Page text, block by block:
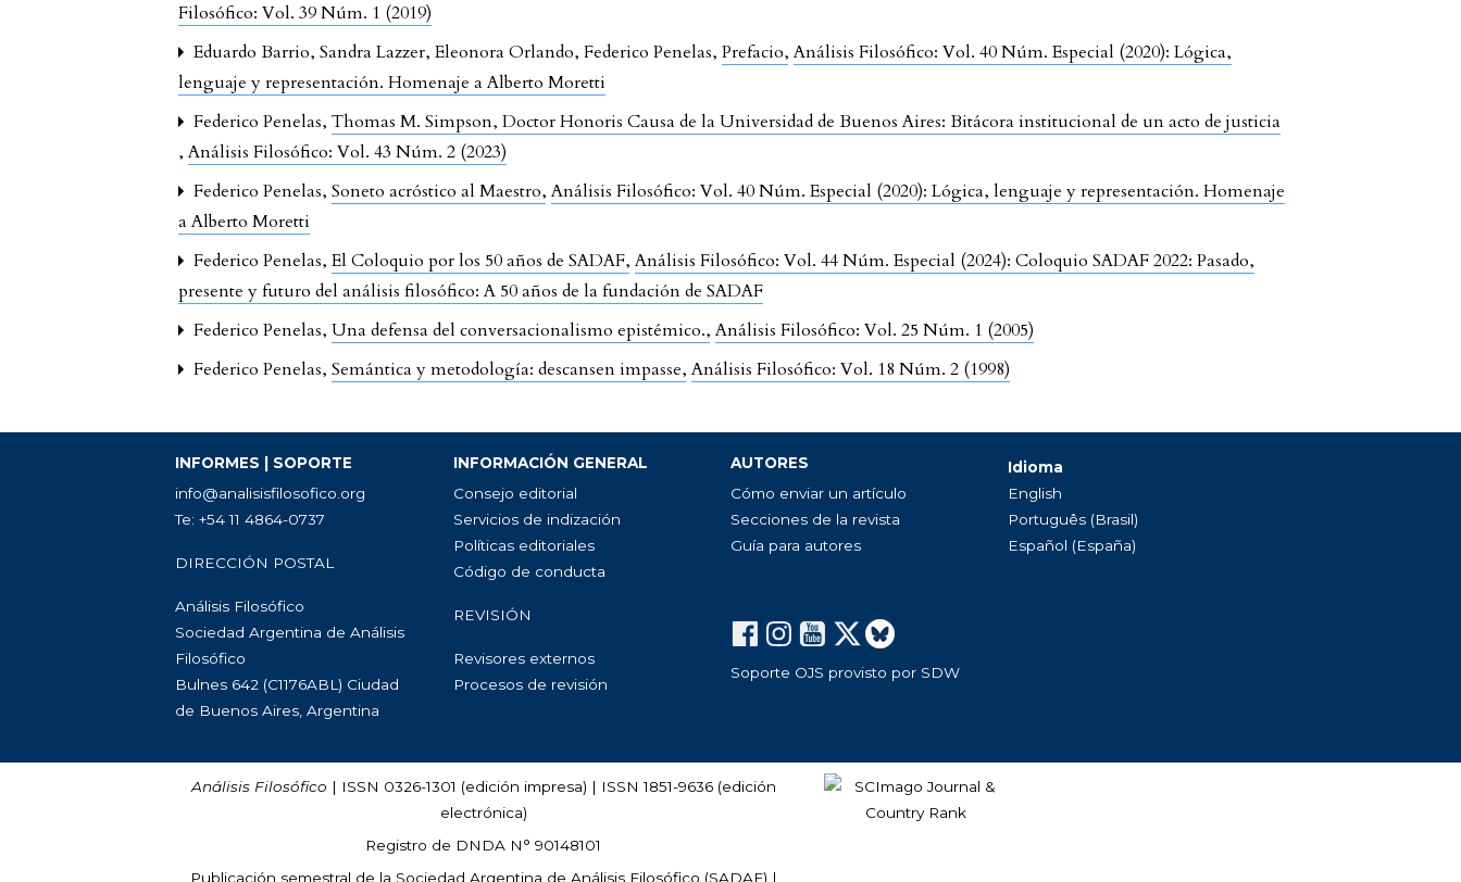
Filosófico: Vol. 39 Núm. 1 (2019)
Eduardo Barrio, Sandra Lazzer, Eleonora Orlando, Federico Penelas,Prefacio,Análisis Filosófico: Vol. 40 Núm. Especial (2020): Lógica,
lenguaje y representación. Homenaje a Alberto Moretti
Federico Penelas,Thomas M. Simpson, Doctor Honoris Causa de la Universidad de Buenos Aires: Bitácora institucional de un acto de justicia
,Análisis Filosófico: Vol. 43 Núm. 2 (2023)
Federico Penelas,Soneto acróstico al Maestro,Análisis Filosófico: Vol. 40 Núm. Especial (2020): Lógica, lenguaje y representación. Homenaje
a Alberto Moretti
Federico Penelas,El Coloquio por los 50 años de SADAF,Análisis Filosófico: Vol. 44 Núm. Especial (2024): Coloquio SADAF 2022: Pasado,
presente y futuro del análisis filosófico: A 50 años de la fundación de SADAF
Federico Penelas,Una defensa del conversacionalismo epistémico.,Análisis Filosófico: Vol. 25 Núm. 1 (2005)
Federico Penelas,Semántica y metodología: descansen impasse,Análisis Filosófico: Vol. 18 Núm. 2 (1998)
INFORMES | SOPORTE
info@analisisfilosofico.org
Te: +54 11 4864-0737
DIRECCIÓN POSTAL
Análisis Filosófico
Sociedad Argentina de Análisis
Filosófico
Bulnes 642 (C1176ABL) Ciudad
de Buenos Aires, Argentina
INFORMACIÓN GENERAL
Consejo editorial
Servicios de indización
Políticas editoriales
Código de conducta
REVISIÓN
Revisores externos
Procesos de revisión
AUTORES
Cómo enviar un artículo
Secciones de la revista
Guía para autores
Soporte OJS provisto por SDW
Idioma
English
Português (Brasil)
Español (España)
Análisis Filosófico | ISSN 0326-1301 (edición impresa) | ISSN 1851-9636 (edición
electrónica)
Registro de DNDA N° 90148101
Publicación semestral de la Sociedad Argentina de Análisis Filosófico (SADAF) |